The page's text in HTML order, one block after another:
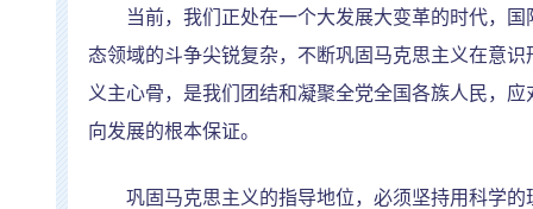
当前，我们正处在一个大发展大变革的时代，国
态领域的斗争尖锐复杂，不断巩固马克思主义在意
义主心骨，是我们团结和凝聚全党全国各族人民，
向发展的根本保证。
巩固马克思主义的指导地位，必须坚持用科学的